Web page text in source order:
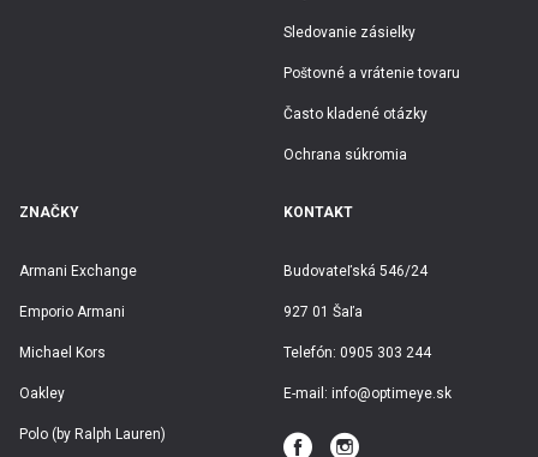
Sledovanie zásielky
Poštovné a vrátenie tovaru
Často kladené otázky
Ochrana súkromia
ZNAČKY
Armani Exchange
Emporio Armani
Michael Kors
Oakley
Polo (by Ralph Lauren)
KONTAKT
Budovateľská 546/24
927 01 Šaľa
Telefón: 0905 303 244
E-mail: info@optimeye.sk